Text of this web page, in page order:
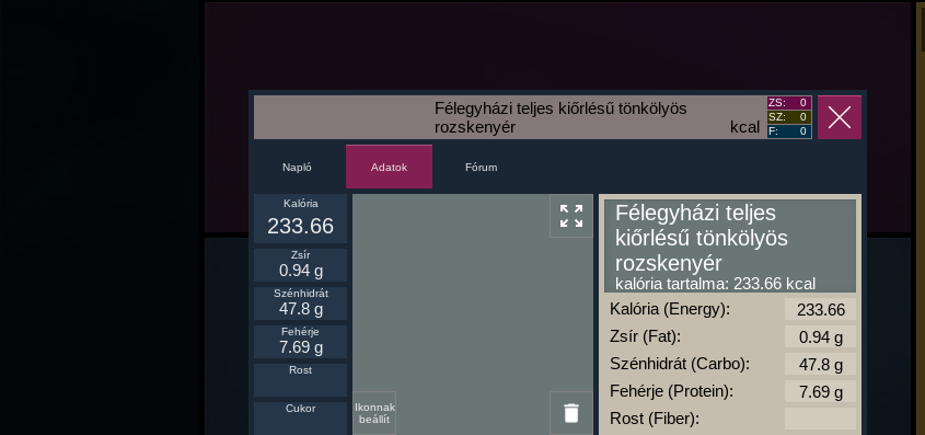
kcal
Félegyházi teljes kiőrlésű tönkölyös
rozskenyér
ZS:
0
SZ:
0
F:
0
Napló Adatok Fórum
Ikonnak
beállít
Kalória
233.66
Zsír
0.94 g
Szénhidrát
47.8 g
Fehérje
7.69 g
Rost
Cukor
Félegyházi teljes
kiőrlésű tönkölyös
rozskenyér
kalória tartalma: 233.66 kcal
Kalória (Energy):
Zsír (Fat):
Szénhidrát (Carbo):
Fehérje (Protein):
Rost (Fiber):